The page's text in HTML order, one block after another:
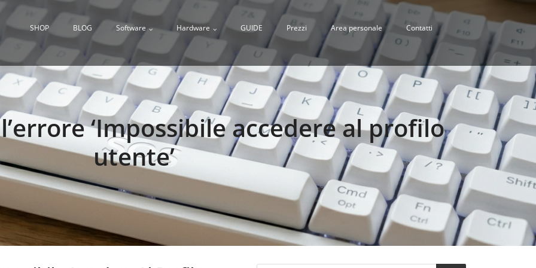
SHOP BLOG Software Hardware GUIDE Prezzi Area personale Contatti
‘Impossibile accedere al profilo
utente’